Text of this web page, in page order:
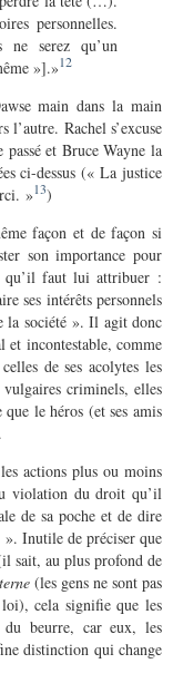
personnelles.
ne serez qu’un
»].»12
main dans la main
l’autre. Rachel s’excuse
et Bruce Wayne la
ci-dessus (« La justice
»13)
façon et de façon si
son importance pour
qu’il faut lui attribuer :
ses intérêts personnels
la société ». Il agit donc
incontestable, comme
de ses acolytes les
vulgaires criminels, elles
le héros (et ses amis
actions plus ou moins
violation du droit qu’il
de sa poche et de dire
Inutile de préciser que
sait, au plus profond de
(les gens ne sont pas
cela signifie que les
du beurre, car eux, les
distinction qui change